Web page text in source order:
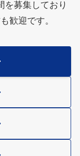
を募集しており
歓迎です。